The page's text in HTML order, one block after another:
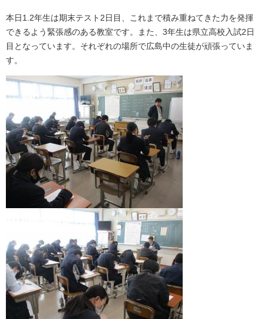
本日1.2年生は期末テスト2日目、これまで積み重ねてきた力を発揮
できるよう緊張感のある教室です。また、3年生は県立高校入試2日
目となっています。それぞれの場所で広島中の生徒が頑張っていま
す。